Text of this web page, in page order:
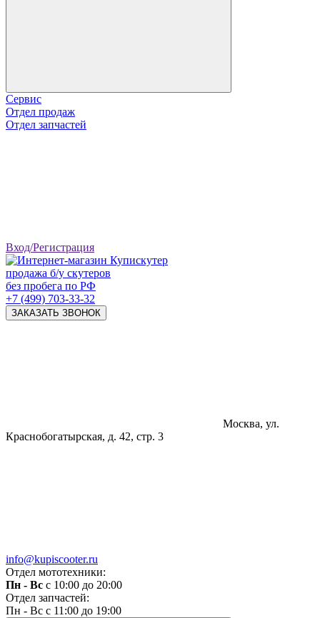
Сервис
Отдел продаж
Отдел запчастей
Вход/Регистрация
продажа б/у скутеров
без пробега по РФ
+7 (499) 703-33-32
ЗАКАЗАТЬ ЗВОНОК
Москва, ул.
Краснобогатырская, д. 42, стр. 3
info@kupiscooter.ru
Отдел мототехники:
Пн - Вс с 10:00 до 20:00
Отдел запчастей:
Пн - Вс с 11:00 до 19:00